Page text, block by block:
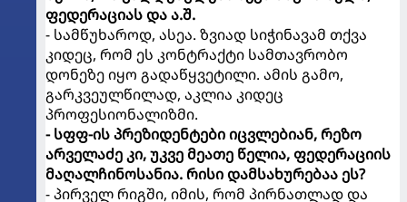
ფედერაციას და ა.შ.
- სამწუხაროდ, ასეა. ზვიად სიჭინავამ თქვა
კიდეც, რომ ეს კონტრაქტი სამთავრობო
დონეზე იყო გადაწყვეტილი. ამის გამო,
გარკვეულწილად, აკლია კიდეც
პროფესიონალიზმი.
- სფფ-ის პრეზიდენტები იცვლებიან, რეზო
არველაძე კი, უკვე მეათე წელია, ფედერაციის
მაღალჩინოსანია. რისი დამსახურებაა ეს?
- პირველ რიგში, იმის, რომ პირნათლად და